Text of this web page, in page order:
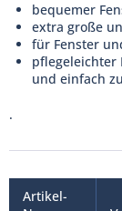
bequemer
extra große
für Fenster
pflegeleichter
und einfach
.
Artikel-